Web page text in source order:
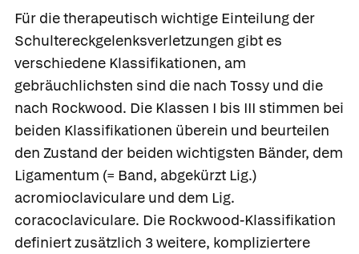
Für die therapeutisch wichtige Einteilung der
Schultereckgelenksverletzungen gibt es
verschiedene Klassifikationen, am
gebräuchlichsten sind die nach Tossy und die
nach Rockwood. Die Klassen I bis III stimmen bei
beiden Klassifikationen überein und beurteilen
den Zustand der beiden wichtigsten Bänder, dem
Ligamentum (= Band, abgekürzt Lig.)
acromioclaviculare und dem Lig.
coracoclaviculare. Die Rockwood-Klassifikation
definiert zusätzlich 3 weitere, kompliziertere